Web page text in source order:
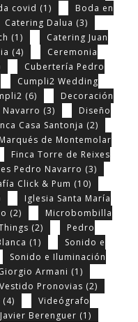
covid (1)
Boda en
Catering Dalua (3)
(1)
Catering Juan
(4)
Ceremonia
Cubertería Pedro
Cumpli2 Wedding
(6)
Decoración
(3)
Diseño
Casa Santonja (2)
de Montemolar
Finca Torre de Reixes
Pedro Navarro (3)
Click & Pum (10)
Iglesia Santa María
(2)
Microbombilla
(2)
Pedro
(1)
Sonido e
Sonido e Iluminación
Armani (1)
Vestido Pronovias (2)
(4)
Videógrafo
Berenguer (1)